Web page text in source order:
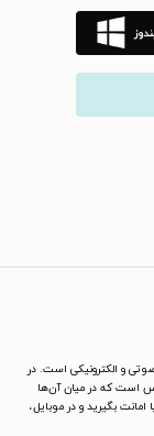
و الکترونیکی است. در
است که در میان آن‌ها
بگیرید و در موبایل،